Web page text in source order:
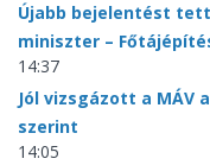
Újabb bejelentést
miniszter –
14:37
Jól vizsgázott a MÁV
szerint
14:05